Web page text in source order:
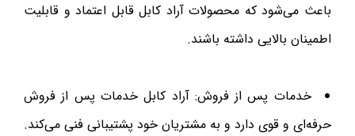
باعث می‌شود که محصولات آراد کابل قابل اعتماد و قابلیت
اطمینان بالایی داشته باشند.
خدمات پس از فروش: آراد کابل خدمات پس از فروش
حرفه‌ای و قوی دارد و به مشتریان خود پشتیبانی فنی می‌کند.